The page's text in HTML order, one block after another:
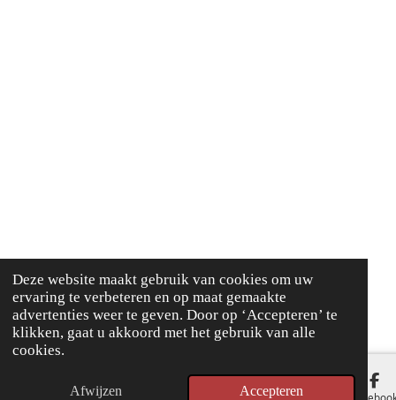
Deze website maakt gebruik van cookies om uw
ervaring te verbeteren en op maat gemaakte
advertenties weer te geven. Door op ‘Accepteren’ te
klikken, gaat u akkoord met het gebruik van alle
cookies.
Afwijzen Accepteren